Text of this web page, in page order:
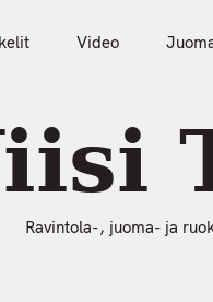
Video
Ravintola-, juoma- ja